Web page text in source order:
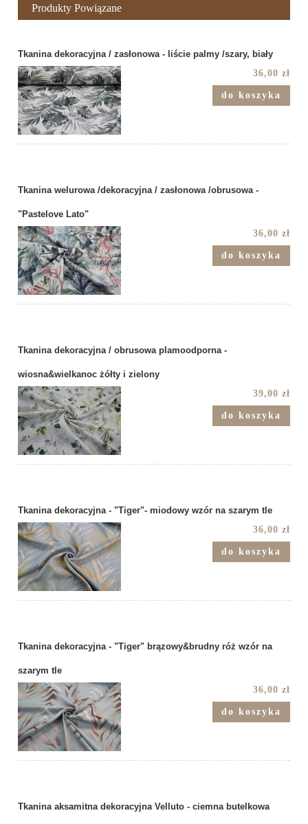
Produkty Powiązane
Tkanina dekoracyjna / zasłonowa - liście palmy /szary, biały
36,00 zł
do koszyka
Tkanina welurowa /dekoracyjna / zasłonowa /obrusowa -
"Pastelove Lato"
36,00 zł
do koszyka
Tkanina dekoracyjna / obrusowa plamoodporna -
wiosna&wielkanoc żółty i zielony
39,00 zł
do koszyka
Tkanina dekoracyjna - "Tiger"- miodowy wzór na szarym tle
36,00 zł
do koszyka
Tkanina dekoracyjna - "Tiger" brązowy&brudny róż wzór na
szarym tle
36,00 zł
do koszyka
Tkanina aksamitna dekoracyjna Velluto - ciemna butelkowa